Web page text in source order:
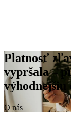
Platnosť
vypršala –
výhodnejšiu
O nás